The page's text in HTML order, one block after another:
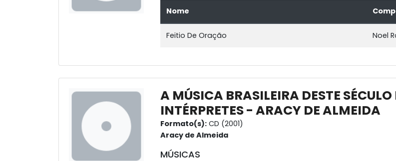
Nome
Feitio De Oração Noel
A MÚSICA BRASILEIRA DESTE SÉCULO
INTÉRPRETES - ARACY DE ALMEIDA
Formato(s): CD (2001)
Aracy de Almeida
MÚSICAS